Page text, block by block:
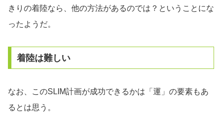
きりの着陸なら、他の方法があるのでは？ということにな
ったようだ。
着陸は難しい
なお、このSLIM計画が成功できるかは「運」の要素もあ
るとは思う。